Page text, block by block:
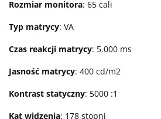
Rozmiar monitora: 65 cali
Typ matrycy: VA
Czas reakcji matrycy: 5.000 ms
Jasność matrycy: 400 cd/m2
Kontrast statyczny: 5000 :1
Kąt widzenia: 178 stopni